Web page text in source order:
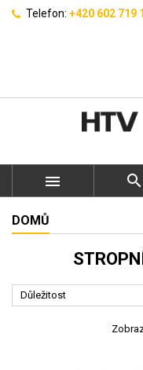
Telefon: +420 602 719
 
DOMŮ
Důležitost